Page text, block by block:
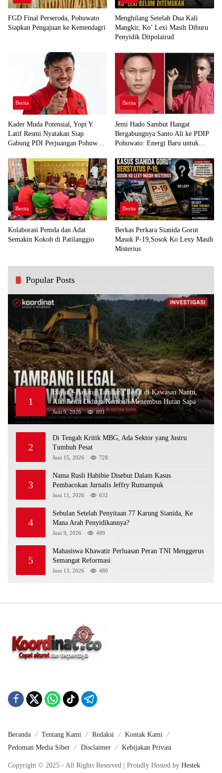
FGD Final Perseroda, Pohuwato
Siapkan Pengajuan ke Kemendagri
Menghilang Setelah Dua Kali
Mangkir, Ko’ Lexi Masih Diburu
Penyidik Ditpolairud
Berita
Kader Muda Potensial, Yopi Y.
Latif Resmi Nyatakan Siap
Gabung PDI Perjuangan Pohuwato
Berita
Jemi Hado Sambut Hangat
Bergabungnya Santo Ali ke PDIP
Pohuwato: Energi Baru untuk
Berita
Kolaborasi Pemda dan Adat
Semakin Kokoh di Patilanggio
Berita
Berkas Perkara Sianida Gorut
Masuk P-19,Sosok Ko Lexy Masih
Misterius
Popular Posts
1
Bayang-Bayang Tambang Ilegal di Kawasan Nantu,
Alat Berat Diduga Kembali Menembus Hutan Sapa
Juni 9, 2026 891
2
Di Tengah Kritik MBG, Ada Sektor yang Justru
Tumbuh Pesat
Juni 15, 2026 728
3
Nama Rusli Habibie Disebut Dalam Kasus
Pembacokan Jurnalis Jeffry Rumampuk
Juni 11, 2026 632
4
Sebulan Setelah Penyitaan 77 Karung Sianida, Ke
Mana Arah Penyidikannya?
Juni 9, 2026 489
5
Mahasiswa Khawatir Perluasan Peran TNI Menggerus
Semangat Reformasi
Juni 13, 2026 480
Beranda Tentang Kami Redaksi
Kontak Kami
Pedoman Media Siber
Disclaimer Kebijakan Privasi
Copyright © 2025 - All Rights Reserved | Proudly Hosted by Hestek